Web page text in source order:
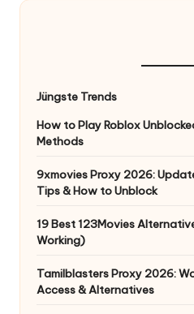
Jüngste Trends
How to Play Roblox
Methods
9xmovies Proxy 2026:
Tips & How to Unblock
19 Best 123Movies
Working)
Tamilblasters Proxy 2026:
Access & Alternatives